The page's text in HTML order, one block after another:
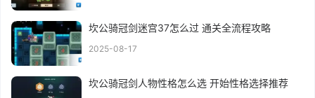
坎公骑冠剑迷宫37怎么过 通关全流程攻略
2025-08-17
坎公骑冠剑人物性格怎么选 开始性格选择推荐